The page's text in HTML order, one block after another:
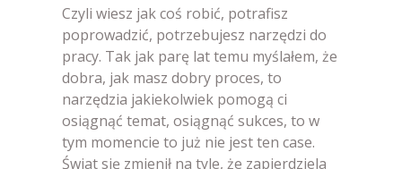
Czyli wiesz jak coś robić, potrafisz
poprowadzić, potrzebujesz narzędzi do
pracy. Tak jak parę lat temu myślałem, że
dobra, jak masz dobry proces, to
narzędzia jakiekolwiek pomogą ci
osiągnąć temat, osiągnąć sukces, to w
tym momencie to już nie jest ten case.
Świat się zmienił na tyle, że zapierdziela